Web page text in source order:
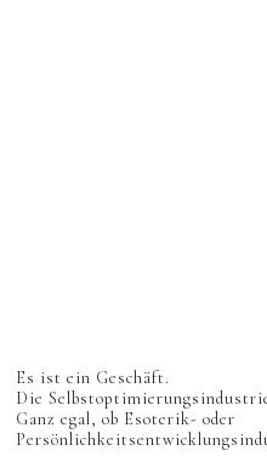
Es ist ein Geschäft.
Die
Ganz egal, ob Esoterik- oder